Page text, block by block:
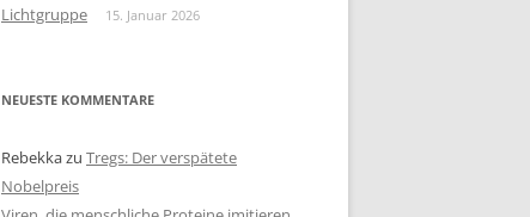
Lichtgruppe 15. Januar 2026
NEUESTE KOMMENTARE
Rebekkazu Tregs: Der verspätete
Nobelpreis